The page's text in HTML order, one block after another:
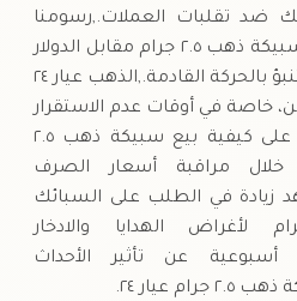
ضد تقلبات العملات.,رسومنا
البيانية توضح تاريخ سعر سبيكة ذهب ٢.٥ جرام مقابل الدولار
الأمريكي لمساعدتك في التنبؤ بالحركة القادمة.,الذهب عيار ٢٤
خاصة في أوقات عدم الاستقرار
الاقتصادي العالمي.,تعرف على كيفية بيع سبيكة ذهب ٢.٥
مراقبة أسعار الصرف
زيادة في الطلب على السبائك
مثل ٢.٥ جرام لأغراض الهدايا والادخار
أسبوعية عن تأثير الأحداث
عيار ٢٤.